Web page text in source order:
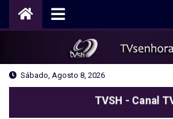
Sábado, Agosto 8, 2026
TVSH - Canal TV